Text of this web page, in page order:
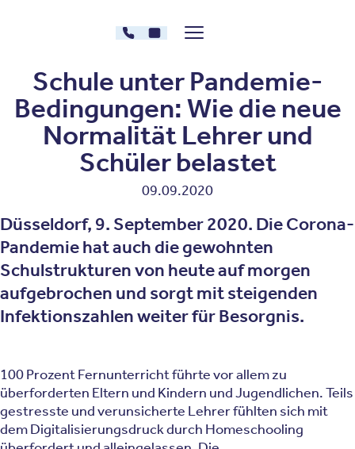
030 - 26478607
Kontakt
Menü zeigen/verstecken
Schule unter Pandemie-
Bedingungen: Wie die neue
Normalität Lehrer und
Schüler belastet
09.09.2020
Düsseldorf, 9. September 2020. Die Corona-
Pandemie hat auch die gewohnten
Schulstrukturen von heute auf morgen
aufgebrochen und sorgt mit steigenden
Infektionszahlen weiter für Besorgnis.
100 Prozent Fernunterricht führte vor allem zu
überforderten Eltern und Kindern und Jugendlichen. Teils
gestresste und verunsicherte Lehrer fühlten sich mit
dem Digitalisierungsdruck durch Homeschooling